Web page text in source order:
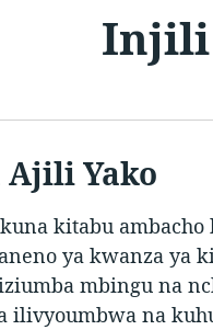
Injili
Yako
kitabu
ya kwanza ya
mbingu na
ilivyoumbwa na